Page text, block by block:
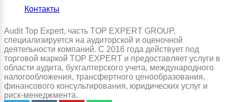
Контакты
Audit Top Expert, часть TOP EXPERT GROUP,
специализируется на аудиторской и оценочной
деятельности компаний. С 2016 года действует под
торговой маркой TOP EXPERT и предоставляет услуги в
области аудита, бухгалтерского учета, международного
налогообложения, трансфертного ценообразования,
финансового консультирования, юридических услуг и
риск-менеджмента.